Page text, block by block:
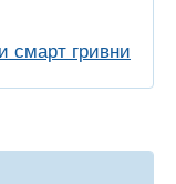
смарт гривни